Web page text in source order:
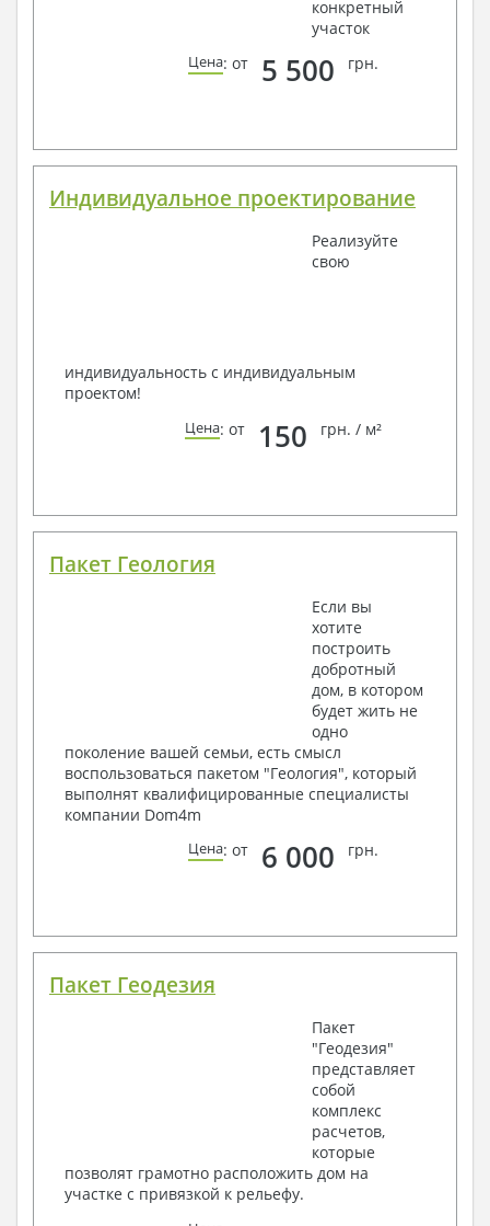
конкретный
участок
Цена: от 5 500 грн.
Индивидуальное проектирование
Реализуйте
свою
индивидуальность с индивидуальным
проектом!
Цена: от 150 грн. / м²
Пакет Геология
Если вы
хотите
построить
добротный
дом, в котором
будет жить не
одно
поколение вашей семьи, есть смысл
воспользоваться пакетом "Геология", который
выполнят квалифицированные специалисты
компании Dom4m
Цена: от 6 000 грн.
Пакет Геодезия
Пакет
"Геодезия"
представляет
собой
комплекс
расчетов,
которые
позволят грамотно расположить дом на
участке с привязкой к рельефу.